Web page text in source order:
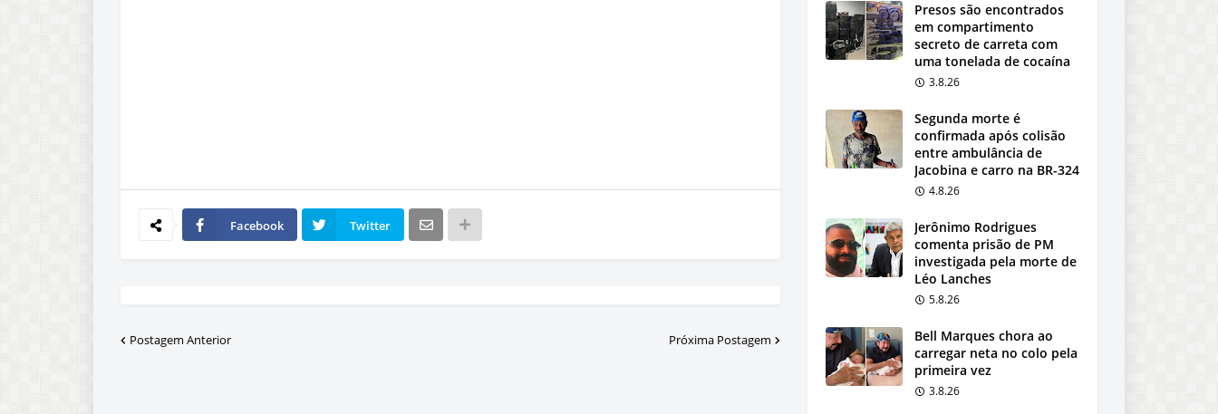
Facebook Twitter
Postagem Anterior Próxima Postagem
Presos são encontrados
em compartimento
secreto de carreta com
uma tonelada de cocaína
3.8.26
Segunda morte é
confirmada após colisão
entre ambulância de
Jacobina e carro na BR-324
4.8.26
Jerônimo Rodrigues
comenta prisão de PM
investigada pela morte de
Léo Lanches
5.8.26
Bell Marques chora ao
carregar neta no colo pela
primeira vez
3.8.26